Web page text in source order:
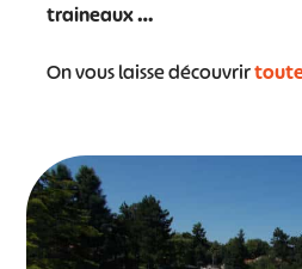
traineaux …
On vous laisse découvrir